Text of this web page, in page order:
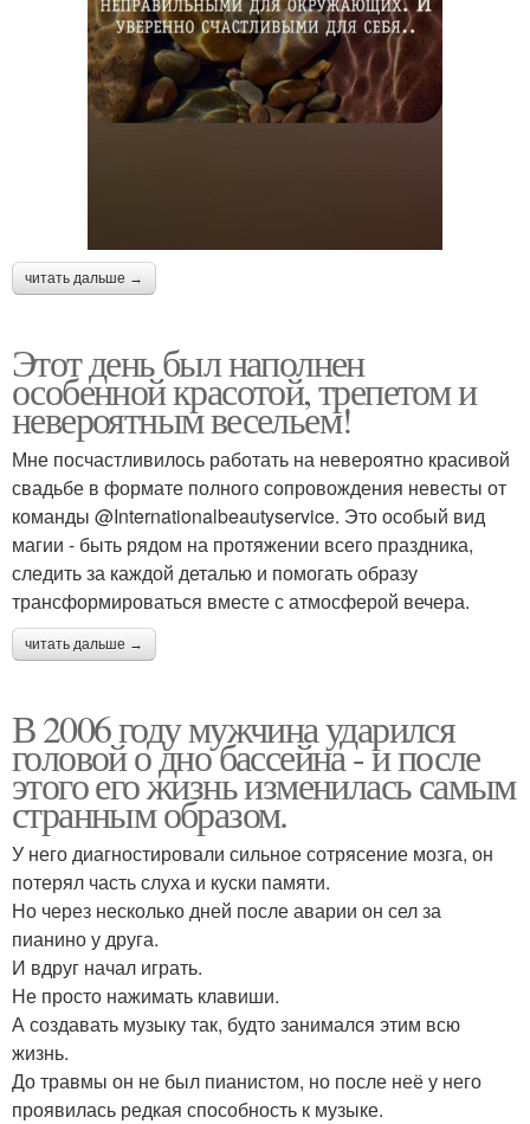
читать дальше →
Этот день был наполнен
особенной красотой, трепетом и
невероятным весельем!
Мне посчастливилось работать на невероятно красивой
свадьбе в формате полного сопровождения невесты от
команды @Internationalbeautyservice. Это особый вид
магии - быть рядом на протяжении всего праздника,
следить за каждой деталью и помогать образу
трансформироваться вместе с атмосферой вечера.
читать дальше →
В 2006 году мужчина ударился
головой о дно бассейна - и после
этого его жизнь изменилась самым
странным образом.
У него диагностировали сильное сотрясение мозга, он
потерял часть слуха и куски памяти.
Но через несколько дней после аварии он сел за
пианино у друга.
И вдруг начал играть.
Не просто нажимать клавиши.
А создавать музыку так, будто занимался этим всю
жизнь.
До травмы он не был пианистом, но после неё у него
проявилась редкая способность к музыке.